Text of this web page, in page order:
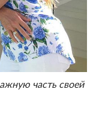
часть своей